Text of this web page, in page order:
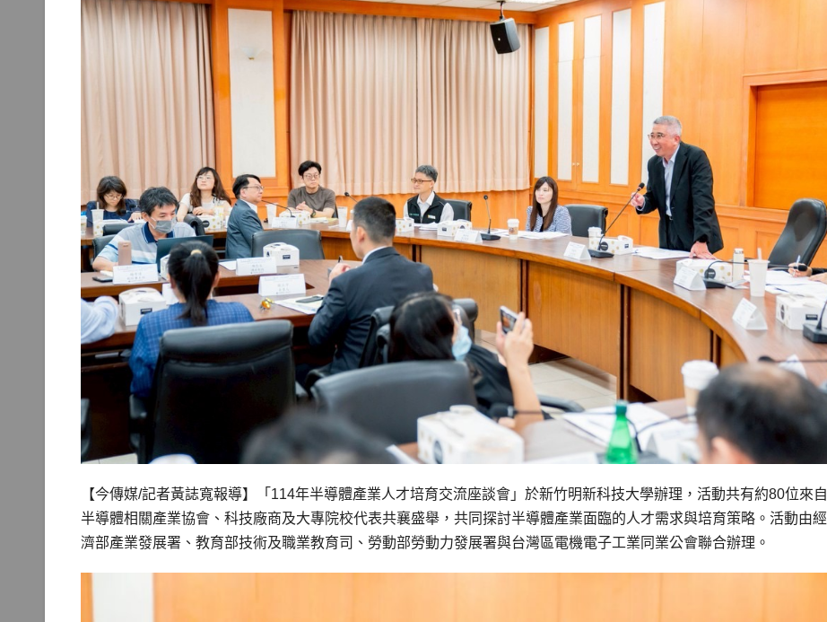
【今傳媒/記者黃誌寬報導】「114年半導體產業人才培育交流座談會」於新竹明新科技大學辦理，活動共有約80位來自
半導體相關產業協會、科技廠商及大專院校代表共襄盛舉，共同探討半導體產業面臨的人才需求與培育策略。活動由經
濟部產業發展署、教育部技術及職業教育司、勞動部勞動力發展署與台灣區電機電子工業同業公會聯合辦理。